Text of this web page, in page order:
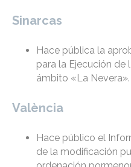
Sinarcas
Hace pública la
para la Ejecución de
ámbito «La Nevera».
València
Hace público el
de la modificación